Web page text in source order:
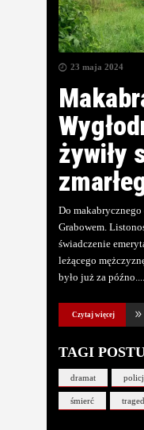
23 maja 2024
żywiły
Do
Grabowem.
świadczenie
leżącego
było już za późno.
Czytaj więcej
TAGI
dramat
śmierć